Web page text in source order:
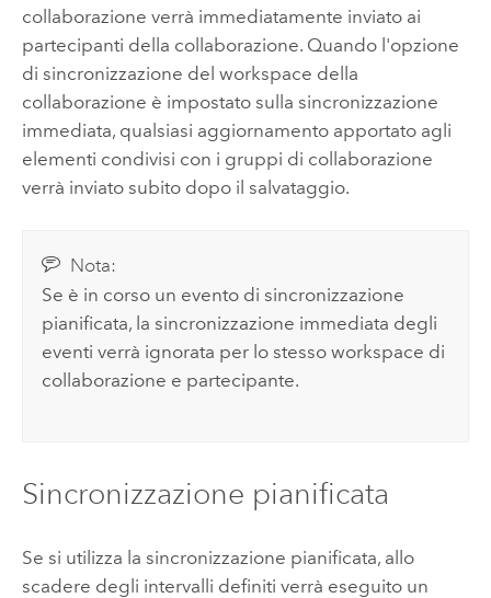
collaborazione verrà immediatamente inviato ai
partecipanti della collaborazione. Quando l'opzione
di sincronizzazione del workspace della
collaborazione è impostato sulla sincronizzazione
immediata, qualsiasi aggiornamento apportato agli
elementi condivisi con i gruppi di collaborazione
verrà inviato subito dopo il salvataggio.
Nota:
Se è in corso un evento di sincronizzazione
pianificata, la sincronizzazione immediata degli
eventi verrà ignorata per lo stesso workspace di
collaborazione e partecipante.
Sincronizzazione pianificata
Se si utilizza la sincronizzazione pianificata, allo
scadere degli intervalli definiti verrà eseguito un